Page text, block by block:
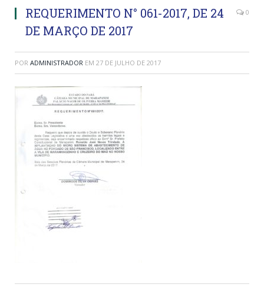
REQUERIMENTO N° 061-2017, DE 24
DE MARÇO DE 2017
0
POR ADMINISTRADOR EM 27 DE JULHO DE 2017